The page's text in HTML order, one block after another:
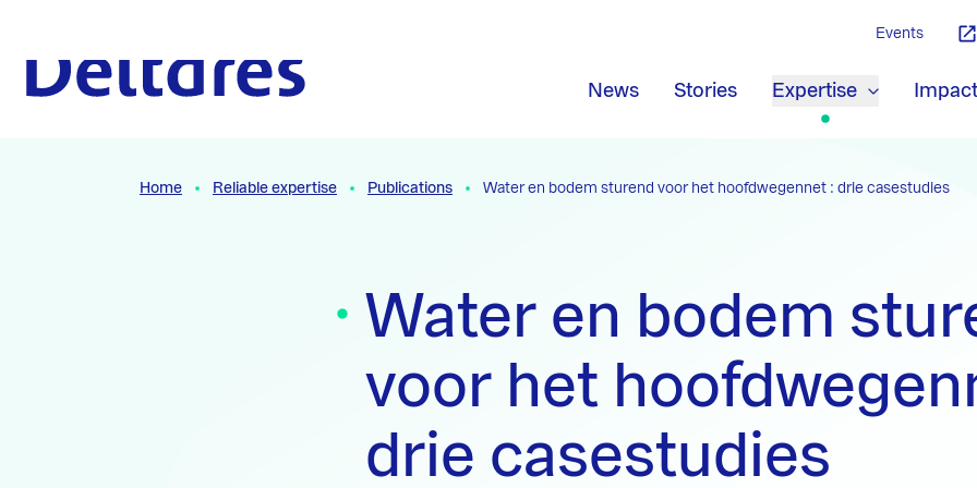
News Stories Expertise Impact
Events
Home Reliable expertise Publications Water en bodem sturend voor het hoofdwegennet : drie casestudies
Water en bodem
voor het
drie casestudies